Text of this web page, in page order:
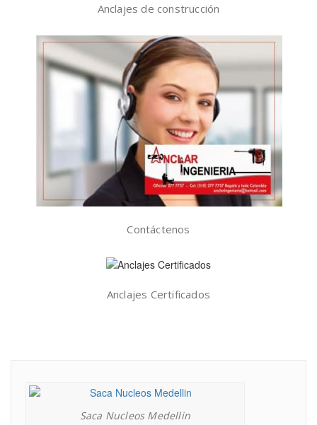
Anclajes de construcción
Contáctenos
Anclajes Certificados
Saca Nucleos Medellin